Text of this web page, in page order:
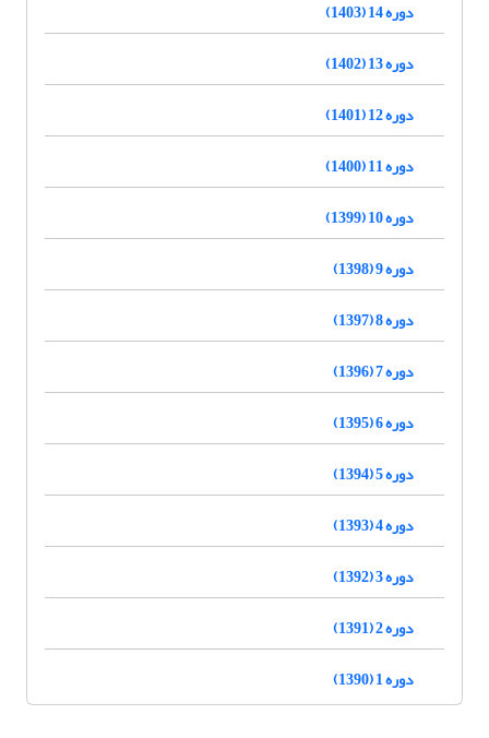
دوره 14 (1403)
دوره 13 (1402)
دوره 12 (1401)
دوره 11 (1400)
دوره 10 (1399)
دوره 9 (1398)
دوره 8 (1397)
دوره 7 (1396)
دوره 6 (1395)
دوره 5 (1394)
دوره 4 (1393)
دوره 3 (1392)
دوره 2 (1391)
دوره 1 (1390)